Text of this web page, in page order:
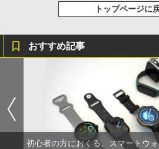
トップページに
おすすめ記事
初心者の方におくる、スマートウ